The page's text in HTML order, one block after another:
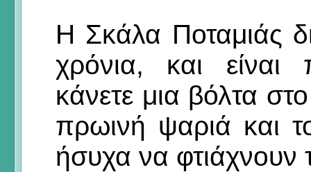
Η Σκάλα Ποταμιάς
χρόνια, και
κάνετε μια βόλτα
πρωινή ψαριά και
ήσυχα να φτιάχνουν